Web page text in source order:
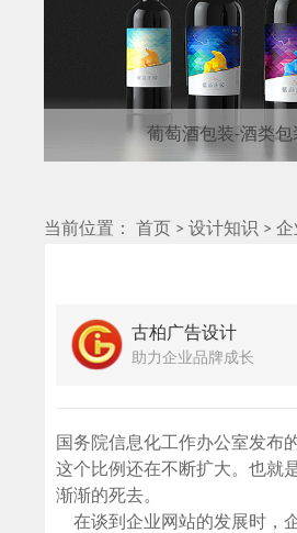
葡萄酒包装-酒类包
当前位置： 首页 >设计知识 >企
古柏广告设计
助力企业品牌成长
国务院信息化工作办公室发布
这个比例还在不断扩大。也就
渐渐的死去。
在谈到企业网站的发展时，